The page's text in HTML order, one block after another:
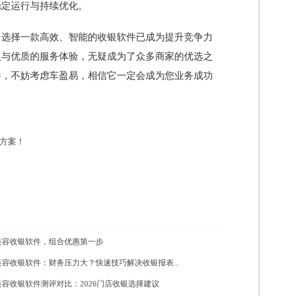
运行与持续优化。
择一款高效、智能的收银软件已成为提升竞争力
优质的服务体验，无疑成为了众多商家的优选之
不妨考虑车盈易，相信它一定会成为您业务成功
案！
收银软件，组合优惠第一步
收银软件：财务压力大？快速技巧解决收银报表...
收银软件测评对比：2026门店收银选择建议